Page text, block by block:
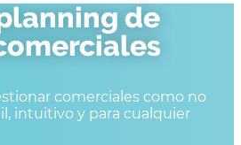
de
comerciales como no
intuitivo y para cualquier